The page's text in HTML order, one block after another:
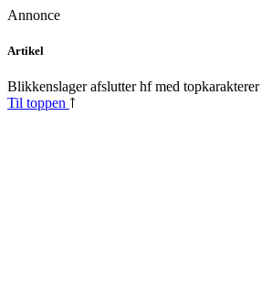
Annonce
Skip
content
Artikel
Blikkenslager afslutter hf med topkarakterer
Til toppen